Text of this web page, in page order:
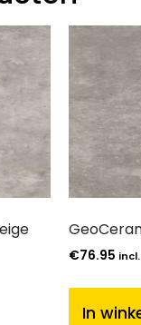
€76.95
In